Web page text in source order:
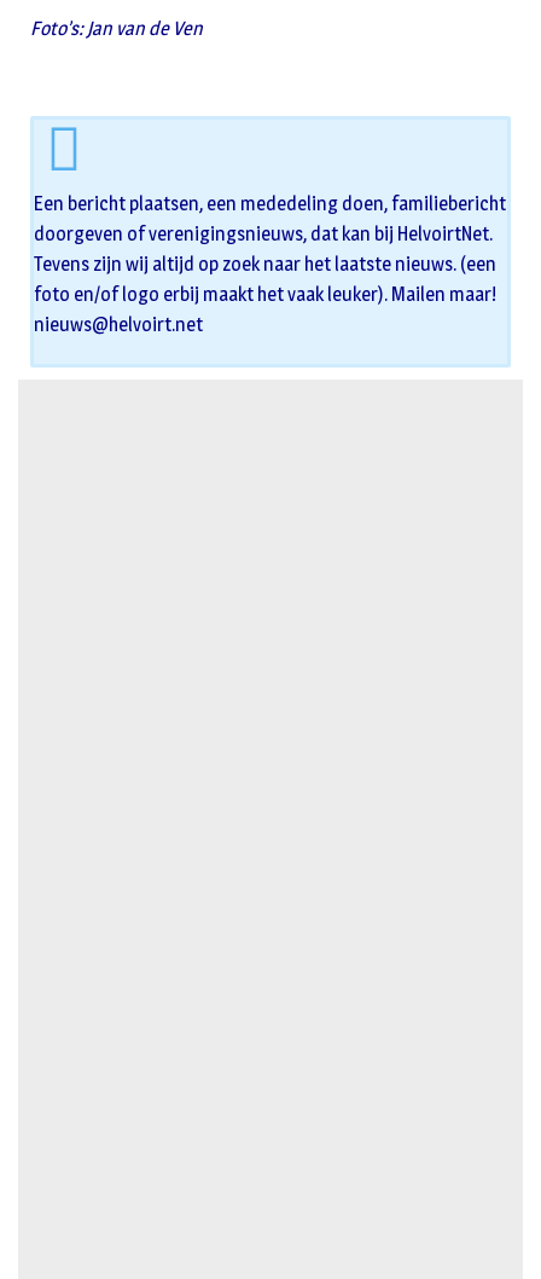
Foto’s: Jan van de Ven
Een bericht plaatsen, een mededeling doen, familiebericht
doorgeven of verenigingsnieuws, dat kan bij HelvoirtNet.
Tevens zijn wij altijd op zoek naar het laatste nieuws. (een
foto en/of logo erbij maakt het vaak leuker). Mailen maar!
nieuws@helvoirt.net